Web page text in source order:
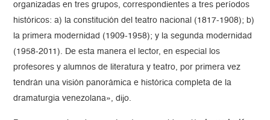
organizadas en tres grupos, correspondientes a tres períodos
históricos: a) la constitución del teatro nacional (1817-1908); b)
la primera modernidad (1909-1958); y la segunda modernidad
(1958-2011). De esta manera el lector, en especial los
profesores y alumnos de literatura y teatro, por primera vez
tendrán una visión panorámica e histórica completa de la
dramaturgia venezolana», dijo.